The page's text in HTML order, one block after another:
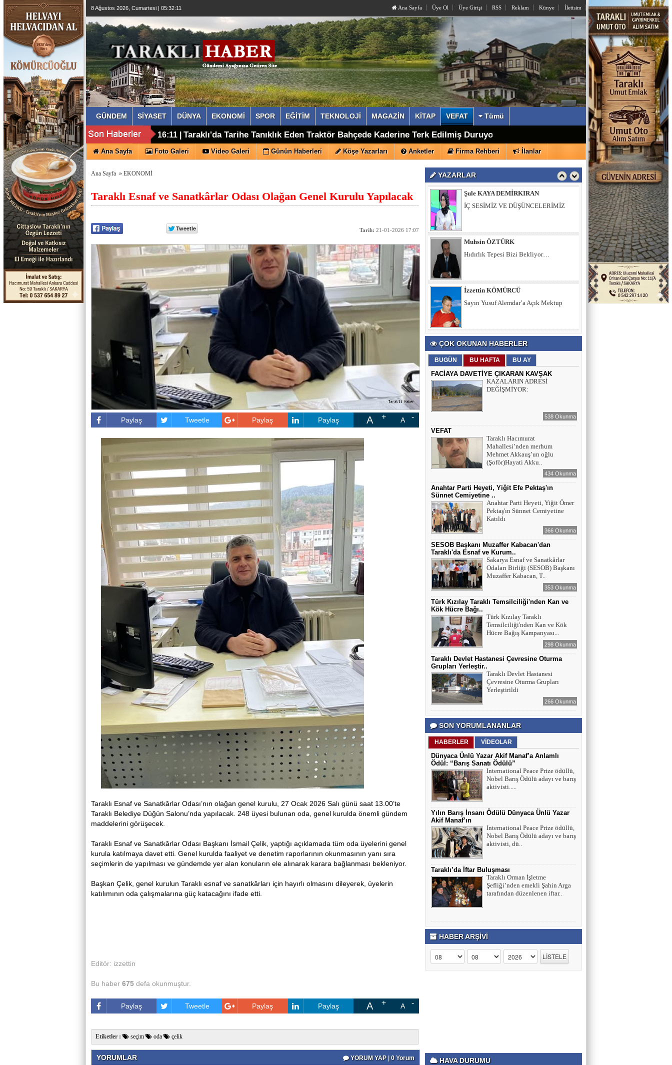
8 Ağustos 2026, Cumartesi | 05:32:12 Ana Sayfa Üye Ol Üye Girişi RSS Reklam Künye İletisim
GÜNDEM SİYASET DÜNYA EKONOMİ SPOR EĞİTİM TEKNOLOJİ MAGAZİN KİTAP VEFAT Tümü
16:11 | Taraklı'da Tarihe Tanıklık Eden Traktör Bahçede Kaderine Terk Edilmiş Duruyor
15:03 |CHP'den Yeni Parti'ye Geçen İsmail Doğan, Taraklı Kurucu İlçe Başkanı Oldu
Ana Sayfa Foto Galeri Video Galeri Günün Haberleri Köşe Yazarları Anketler Firma Rehberi İlanlar
Ana Sayfa » EKONOMİ
Taraklı Esnaf ve Sanatkârlar Odası Olağan Genel Kurulu Yapılacak
Tarih: 21-01-2026 17:07
Paylaş Tweetle Paylaş Paylaş A A
Taraklı Esnaf ve Sanatkârlar Odası’nın olağan genel kurulu, 27 Ocak 2026 Salı günü saat 13.00’te
Taraklı Belediye Düğün Salonu’nda yapılacak. 248 üyesi bulunan oda, genel kurulda önemli gündem
maddelerini görüşecek.
Taraklı Esnaf ve Sanatkârlar Odası Başkanı İsmail Çelik, yaptığı açıklamada tüm oda üyelerini genel
kurula katılmaya davet etti. Genel kurulda faaliyet ve denetim raporlarının okunmasının yanı sıra
seçimlerin de yapılması ve gündemde yer alan konuların ele alınarak karara bağlanması bekleniyor.
Başkan Çelik, genel kurulun Taraklı esnaf ve sanatkârları için hayırlı olmasını dileyerek, üyelerin
katılımının oda çalışmalarına güç katacağını ifade etti.
Editör: izzettin
Bu haber 675 defa okunmuştur.
Paylaş Tweetle Paylaş Paylaş A A
Etiketler : seçim oda çelik
YORUMLAR YORUM YAP | 0 Yorum
YAZARLAR
İzzettin KÖMÜRCÜ
Sayın Yusuf Alemdar’a Açık Mektup
Şule KAYA DEMİRKIRAN
İÇ SESİMİZ VE DÜŞÜNCELERİMİZ
Muhsin ÖZTÜRK
Hıdırlık Tepesi Bizi Bekliyor…
İzzettin KÖMÜRCÜ
Sayın Yusuf Alemdar’a Açık Mektup
Şule KAYA DEMİRKIRAN
İÇ SESİMİZ VE DÜŞÜNCELERİMİZ
Hıdırlık Tepesi Bizi Bekliyor…
ÇOK OKUNAN HABERLER
BUGÜN BU HAFTA BU AY
FACİAYA DAVETİYE ÇIKARAN KAVŞAK
KAZALARIN ADRESİ
DEĞİŞMİYOR:
538 Okunma
VEFAT
Taraklı Hacımurat
Mahallesi’nden merhum
Mehmet Akkauş’un oğlu
(Şoför)Hayati Akku..
434 Okunma
Anahtar Parti Heyeti, Yiğit Efe Pektaş'ın
Sünnet Cemiyetine ..
Anahtar Parti Heyeti, Yiğit Ömer
Pektaş'ın Sünnet Cemiyetine
Katıldı
366 Okunma
SESOB Başkanı Muzaffer Kabacan'dan
Taraklı'da Esnaf ve Kurum..
Sakarya Esnaf ve Sanatkârlar
Odaları Birliği (SESOB) Başkanı
Muzaffer Kabacan, T..
353 Okunma
Türk Kızılay Taraklı Temsilciliği'nden Kan ve
Kök Hücre Bağı..
Türk Kızılay Taraklı
Temsilciliği'nden Kan ve Kök
Hücre Bağış Kampanyası...
298 Okunma
Taraklı Devlet Hastanesi Çevresine Oturma
Grupları Yerleştir..
Taraklı Devlet Hastanesi
Çevresine Oturma Grupları
Yerleştirildi
266 Okunma
SON YORUMLANANLAR
HABERLER VİDEOLAR
Dünyaca Ünlü Yazar Akif Manaf’a Anlamlı
Ödül: “Barış Sanatı Ödülü”
International Peace Prize ödüllü,
Nobel Barış Ödülü adayı ve barış
aktivisti.....
Yılın Barış İnsanı Ödülü Dünyaca Ünlü Yazar
Akif Manaf’ın
International Peace Prize ödüllü,
Nobel Barış Ödülü adayı ve barış
aktivisti, dü..
Taraklı’da İftar Buluşması
Taraklı Orman İşletme
Şefliği’nden emekli Şahin Arga
tarafından düzenlenen iftar..
HABER ARŞİVİ
HAVA DURUMU